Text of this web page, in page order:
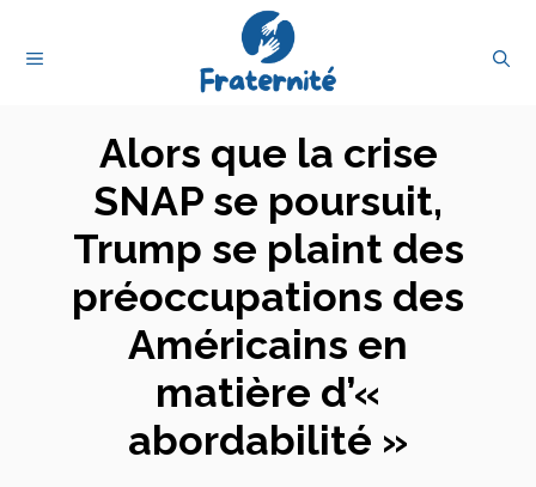
MENU
Alors que la crise
SNAP se poursuit,
Trump se plaint des
préoccupations des
Américains en
matière d’«
abordabilité »